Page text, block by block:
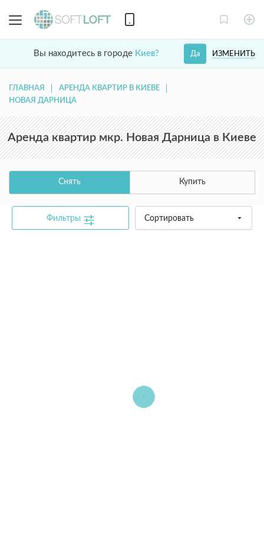
Вы находитесь в городе Киев? ИЗМЕНИТЬ
Да
ГЛАВНАЯ
АРЕНДА КВАРТИР В КИЕВЕ
НОВАЯ ДАРНИЦА
Аренда квартир мкр. Новая Дарница в Киеве
Снять Купить
Фильтры Сортировать